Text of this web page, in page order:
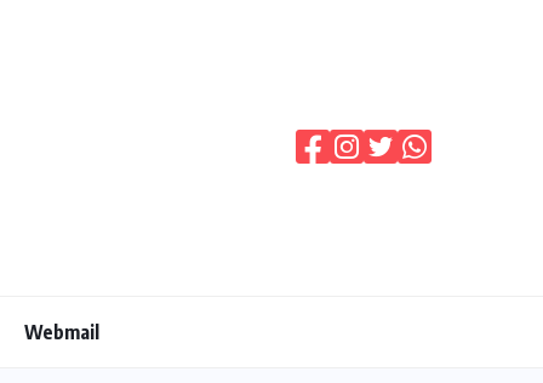
Webmail